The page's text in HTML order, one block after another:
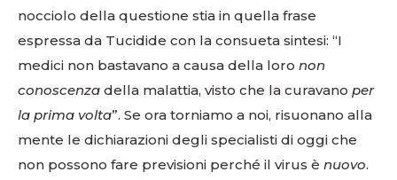
nocciolo della questione stia in quella frase
espressa da Tucidide con la consueta sintesi: “I
medici non bastavano a causa della loro non
conoscenza della malattia, visto che la curavano per
la prima volta”. Se ora torniamo a noi, risuonano alla
mente le dichiarazioni degli specialisti di oggi che
non possono fare previsioni perché il virus è nuovo.